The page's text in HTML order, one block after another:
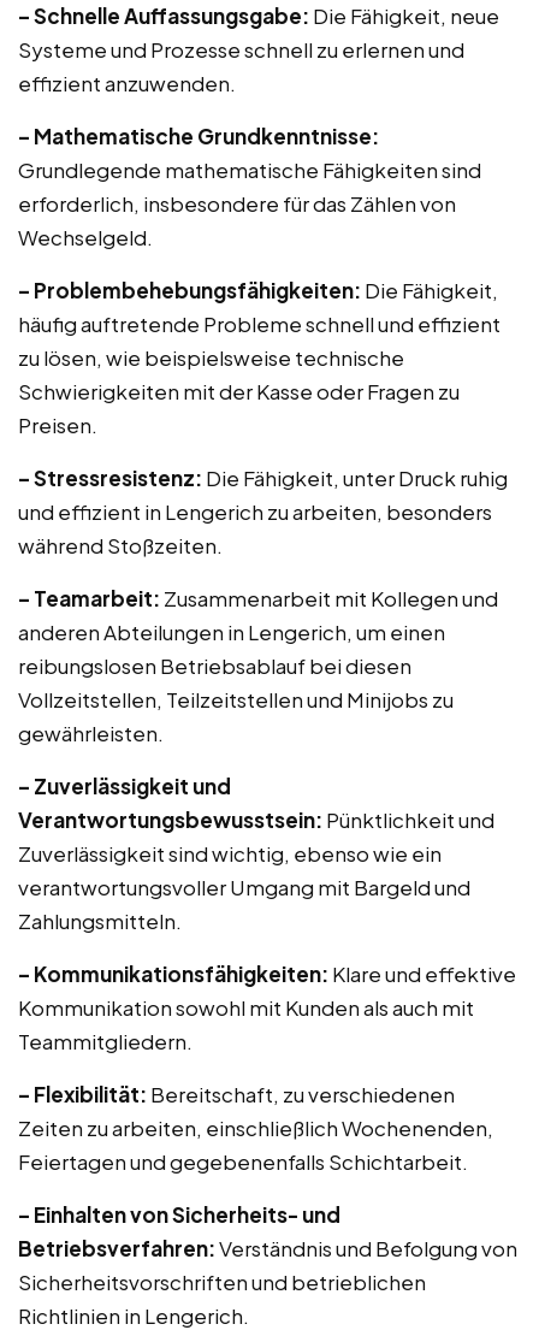
– Schnelle Auffassungsgabe: Die Fähigkeit, neue
Systeme und Prozesse schnell zu erlernen und
effizient anzuwenden.
– Mathematische Grundkenntnisse:
Grundlegende mathematische Fähigkeiten sind
erforderlich, insbesondere für das Zählen von
Wechselgeld.
– Problembehebungsfähigkeiten: Die Fähigkeit,
häufig auftretende Probleme schnell und effizient
zu lösen, wie beispielsweise technische
Schwierigkeiten mit der Kasse oder Fragen zu
Preisen.
– Stressresistenz: Die Fähigkeit, unter Druck ruhig
und effizient in Lengerich zu arbeiten, besonders
während Stoßzeiten.
– Teamarbeit: Zusammenarbeit mit Kollegen und
anderen Abteilungen in Lengerich, um einen
reibungslosen Betriebsablauf bei diesen
Vollzeitstellen, Teilzeitstellen und Minijobs zu
gewährleisten.
– Zuverlässigkeit und
Verantwortungsbewusstsein: Pünktlichkeit und
Zuverlässigkeit sind wichtig, ebenso wie ein
verantwortungsvoller Umgang mit Bargeld und
Zahlungsmitteln.
– Kommunikationsfähigkeiten: Klare und effektive
Kommunikation sowohl mit Kunden als auch mit
Teammitgliedern.
– Flexibilität: Bereitschaft, zu verschiedenen
Zeiten zu arbeiten, einschließlich Wochenenden,
Feiertagen und gegebenenfalls Schichtarbeit.
– Einhalten von Sicherheits- und
Betriebsverfahren:Verständnis und Befolgung von
Sicherheitsvorschriften und betrieblichen
Richtlinien in Lengerich.